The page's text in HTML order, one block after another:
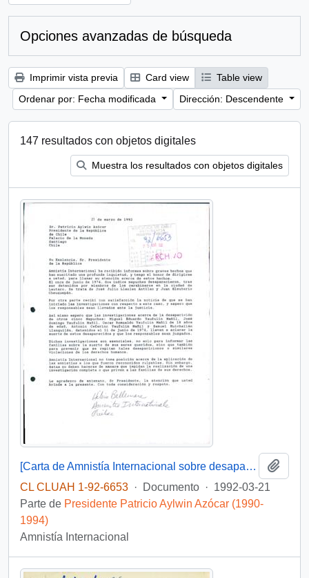
Opciones avanzadas de búsqueda
Imprimir vista previa Card view
Table view
Ordenar por: Fecha modificada
Dirección: Descendente
147 resultados con objetos digitales
Muestra los resultados con objetos digitales
[Carta de Amnistía Internacional sobre desaparición de mapuches]
CL CLUAH 1-92-6653 · Documento · 1992-03-21
Parte de Presidente Patricio Aylwin Azócar (1990-
1994)
Amnistía Internacional